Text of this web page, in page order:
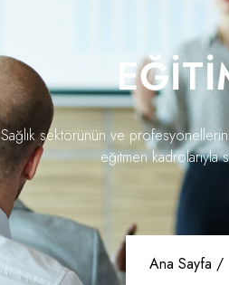
Sağlık sektörünün ve
eğitmen kadrolarıyla
Ana Sayfa /